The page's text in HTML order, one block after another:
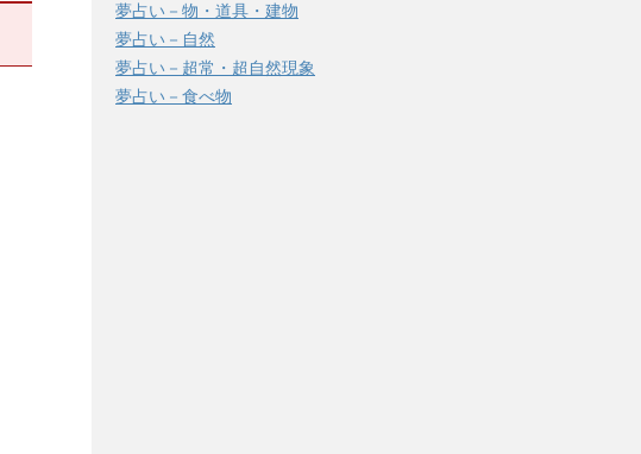
夢占い－物・道具・建物
夢占い－自然
夢占い－超常・超自然現象
夢占い－食べ物